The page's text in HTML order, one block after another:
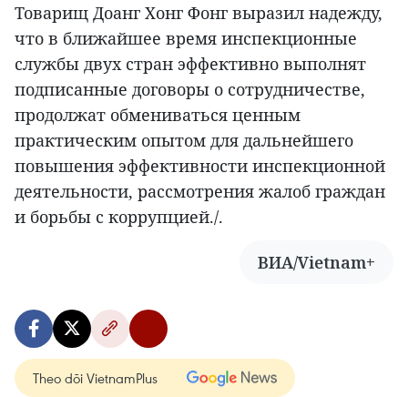
Товарищ Доанг Хонг Фонг выразил надежду,
что в ближайшее время инспекционные
службы двух стран эффективно выполнят
подписанные договоры о сотрудничестве,
продолжат обмениваться ценным
практическим опытом для дальнейшего
повышения эффективности инспекционной
деятельности, рассмотрения жалоб граждан
и борьбы с коррупцией./.
ВИА/Vietnam+
Theo dõi VietnamPlus